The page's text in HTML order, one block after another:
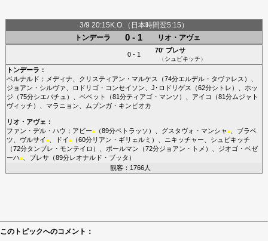
3/9 20:15K.O.（日本時間翌5:15）
トンデーラ
0 - 1 リオ・アヴェ
0 - 1
70' ブレサ
（シュピキッチ）
トンデーラ ：
ベルナルド ； メディナ クリスティアン・マルケス （74分エルデル・タヴァレス ）、
ジョアン・シルヴァ
ロドリゴ・コンセイソン J･ロドリゲス （62分シトレ ）、 ホッ
ジ （75分シエバチュ ）、 ベベット （81分ティアゴ・マンソ ）、 アイコ （81分ムジャト
ヴィッチ ）、 マラニョン ムブンガ・キンピオカ
リオ・アヴェ ：
ファン・デル・ハウ ； アビー■（89分ペトラッソ ）、 グスタヴォ・マンシャ ■、 ブラベ
ツ
ヴルサイ ■、 ドイ ■（60分リアン・ギリェルミ ）、 ニキッチャー
シュピキッチ
（72分タンブレ・モンテイロ ）、 ポールマン （72分ジョアン・トメ ）、 ジオゴ・ベゼ
ーハ■、 ブレサ（89分レオナルド・ブッタ ）
観客：1766人
このトピックへのコメント：